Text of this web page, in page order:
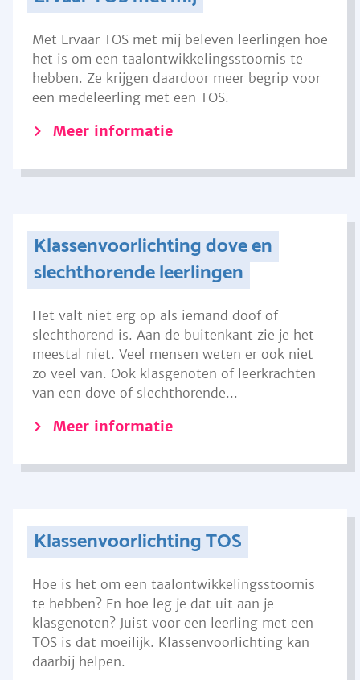
Met Ervaar TOS met mij beleven leerlingen hoe
het is om een taalontwikkelingsstoornis te
hebben. Ze krijgen daardoor meer begrip voor
een medeleerling met een TOS.
Meer informatie
Klassenvoorlichting dove en
slechthorende leerlingen
Het valt niet erg op als iemand doof of
slechthorend is. Aan de buitenkant zie je het
meestal niet. Veel mensen weten er ook niet
zo veel van. Ook klasgenoten of leerkrachten
van een dove of slechthorende...
Meer informatie
Klassenvoorlichting TOS
Hoe is het om een taalontwikkelingsstoornis
te hebben? En hoe leg je dat uit aan je
klasgenoten? Juist voor een leerling met een
TOS is dat moeilijk. Klassenvoorlichting kan
daarbij helpen.